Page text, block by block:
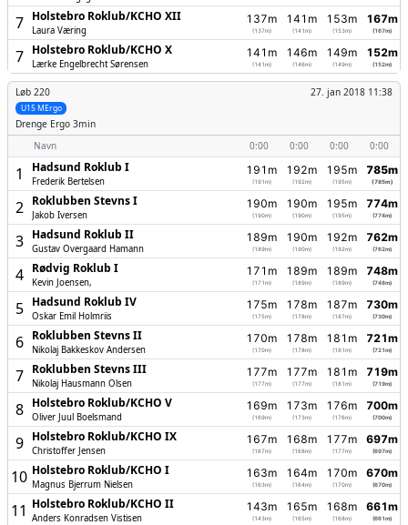
7 Holstebro Roklub/­KCHO XII
Laura Væring
137m
(137m)
141m
(141m)
153m
(153m)
167m
(167m)
7 Holstebro Roklub/­KCHO X
Lærke Engelbrecht Sørensen
141m
(141m)
146m
(146m)
149m
(149m)
152m
(152m)
Løb 220 27. jan 2018 11:38
U15 MErgo
Drenge Ergo 3min
Navn
0:00 0:00 0:00 0:00
1 Hadsund Roklub I
Frederik Bertelsen
191m
(191m)
192m
(192m)
195m
(195m)
785m
(785m)
2 Roklubben Stevns I
Jakob Iversen
190m
(190m)
190m
(190m)
195m
(195m)
774m
(774m)
3 Hadsund Roklub II
Gustav Overgaard Hamann
189m
(189m)
190m
(190m)
192m
(192m)
762m
(762m)
4 Rødvig Roklub I
Kevin Joensen,
171m
(171m)
189m
(189m)
189m
(189m)
748m
(748m)
5 Hadsund Roklub IV
Oskar Emil Holmriis
175m
(175m)
178m
(178m)
187m
(187m)
730m
(730m)
6 Roklubben Stevns II
Nikolaj Bakkeskov Andersen
170m
(170m)
178m
(178m)
181m
(181m)
721m
(721m)
7 Roklubben Stevns III
Nikolaj Hausmann Olsen
177m
(177m)
177m
(177m)
181m
(181m)
719m
(719m)
8 Holstebro Roklub/­KCHO V
Oliver Juul Boelsmand
169m
(169m)
173m
(173m)
176m
(176m)
700m
(700m)
9 Holstebro Roklub/­KCHO IX
Christoffer Jensen
167m
(167m)
168m
(168m)
177m
(177m)
697m
(697m)
10 Holstebro Roklub/­KCHO I
Magnus Bjerrum Nielsen
163m
(163m)
164m
(164m)
170m
(170m)
670m
(670m)
11 Holstebro Roklub/­KCHO II
Anders Konradsen Vistisen
143m
(143m)
165m
(165m)
168m
(168m)
661m
(661m)